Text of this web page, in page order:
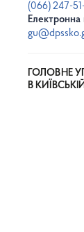
(066) 247-
Електронна
ГОЛОВНЕ
В